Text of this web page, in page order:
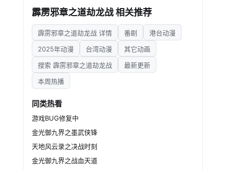
雷攻势下，望风披靡，首徒静涛君更成为冷酷的
杀伐利器，无情针对过往同袍；邪道炼吾宗崛
起，身负十变魔册的陆苍绝，张狂无伦，颠倒苍
生，江湖化炼狱，生死皆无间。
义不孤
龙脑青阳子重纳战龙之力，掌挽狂澜，
风雨飘摇乱世中，圣龙口屹立不摇，更得古鲮族
不世剑者襄助，捍卫中原不遗余力；道剑剑非道
重建道镇伏魔崖，巍峨独立于冰雪世界，却未置
刀剑护生一步侠途。
天心独行．玄门双擘
霹雳邪章之道劫龙战 相关推荐
霹雳邪章之道劫龙战 详情 番剧
港台动漫
2025年动漫
台湾动漫
其它动画
搜索 霹雳邪章之道劫龙战
最新更新
本周热播
同类热看
游戏BUG修复中
金光御九界之墨武侠锋
天地风云录之决战时刻
金光御九界之战血天道